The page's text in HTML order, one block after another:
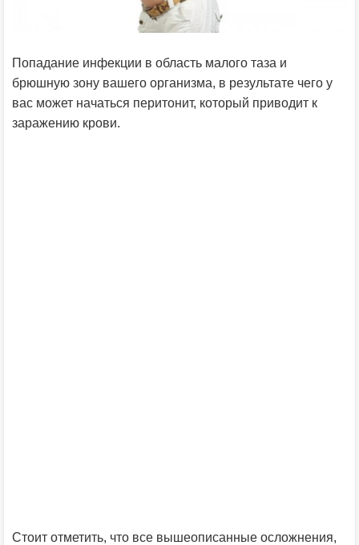
Попадание инфекции в область малого таза и
брюшную зону вашего организма, в результате чего у
вас может начаться перитонит, который приводит к
заражению крови.
Стоит отметить, что все вышеописанные осложнения,